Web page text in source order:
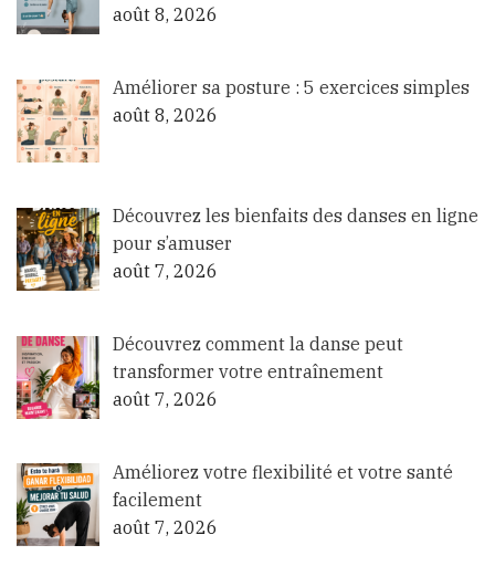
août 8, 2026
Améliorer sa posture : 5 exercices simples
août 8, 2026
Découvrez les bienfaits des danses en ligne
pour s’amuser
août 7, 2026
Découvrez comment la danse peut
transformer votre entraînement
août 7, 2026
Améliorez votre flexibilité et votre santé
facilement
août 7, 2026